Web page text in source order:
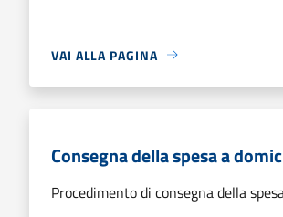
VAI ALLA PAGINA
Consegna della spesa a
Procedimento di consegna della